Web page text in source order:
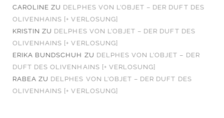
CAROLINE ZU DELPHES VON L’OBJET – DER DUFT DES
OLIVENHAINS [+ VERLOSUNG]
KRISTIN ZU DELPHES VON L’OBJET – DER DUFT DES
OLIVENHAINS [+ VERLOSUNG]
ERIKA BUNDSCHUH ZU DELPHES VON L’OBJET – DER
DUFT DES OLIVENHAINS [+ VERLOSUNG]
RABEA ZU DELPHES VON L’OBJET – DER DUFT DES
OLIVENHAINS [+ VERLOSUNG]